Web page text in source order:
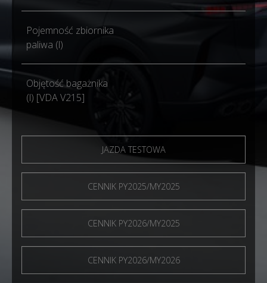
Pojemność zbiornika
paliwa (l)
Objętość bagażnika
(l) [VDA V215]
JAZDA TESTOWA
CENNIK PY2025/MY2025
CENNIK PY2026/MY2025
CENNIK PY2026/MY2026